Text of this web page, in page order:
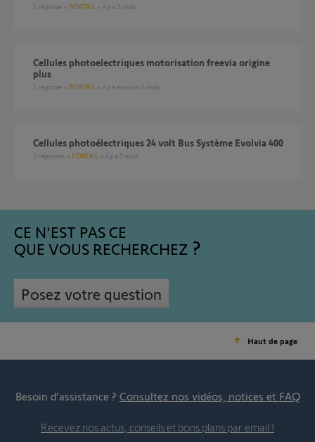
1 réponse PORTAIL il y a 3 mois
cellules photoelectriques motorisation freevia origine
plus
1 réponse PORTAIL il y a environ 2 mois
Cellules photoélectriques 24 volt Bus Système Evolvia 400
3 réponses PORTAIL il y a 5 mois
CE N'EST PAS CE
QUE VOUS RECHERCHEZ
Posez votre question
Haut de page
Besoin d’assistance ? Consultez nos vidéos, notices et FAQ
Recevez nos actus, conseils et bons plans par email !